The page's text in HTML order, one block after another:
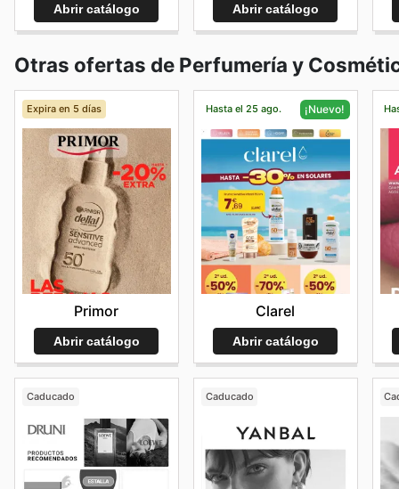
Abrir catálogo Abrir catálogo
Otras ofertas de Perfumería y
Expira en 5 días
Primor
Abrir catálogo
Hasta el 25 ago. ¡Nuevo!
Clarel
Abrir catálogo
Caducado Caducado